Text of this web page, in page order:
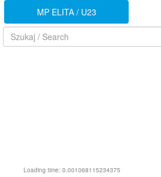
MP ELITA / U23
Loading time: 0.001068115234375